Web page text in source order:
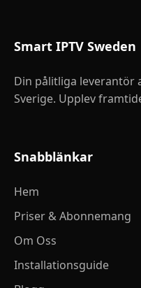
Smart IPTV Sweden
Din pålitliga leverantör
Sverige. Upplev
Snabblänkar
Hem
Priser & Abonnemang
Om Oss
Installationsguide